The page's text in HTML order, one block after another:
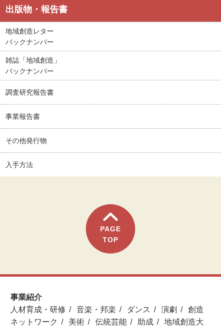
出版物・報告書
地域創造レター
バックナンバー
雑誌「地域創造」
バックナンバー
調査研究報告書
事業報告書
その他発行物
入手方法
PAGE
TOP
事業紹介
人材育成・研修
音楽・邦楽 ダンス 演劇
創造
ネットワーク
美術 伝統芸能 助成
地域創造大